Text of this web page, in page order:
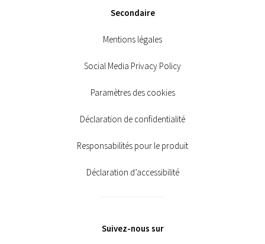
Secondaire
Mentions légales
Social Media Privacy Policy
Paramètres des cookies
Déclaration de confidentialité
Responsabilités pour le produit
Déclaration d’accessibilité
Suivez-nous sur